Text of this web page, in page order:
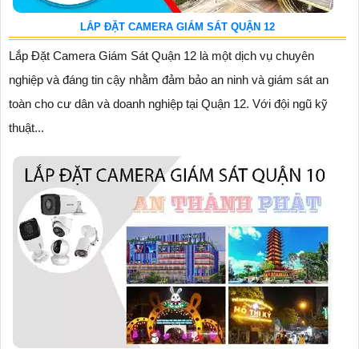
LẮP ĐẶT CAMERA GIÁM SÁT QUẬN 12
Lắp Đặt Camera Giám Sát Quận 12 là một dịch vụ chuyên
nghiệp và đáng tin cậy nhằm đảm bảo an ninh và giám sát an
toàn cho cư dân và doanh nghiệp tại Quận 12. Với đội ngũ kỹ
thuật...